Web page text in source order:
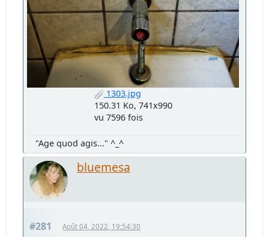
1303.jpg
150.31 Ko, 741x990
vu 7596 fois
"Age quod agis..." ^_^
bluemesa
#281 Août 04, 2022, 19:54:30